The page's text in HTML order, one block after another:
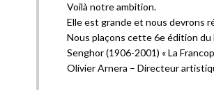
Voilà notre ambition.
Elle est grande et nous devrons
Nous plaçons cette 6e édition du
Senghor (1906-2001) « La
Olivier Arnera – Directeur